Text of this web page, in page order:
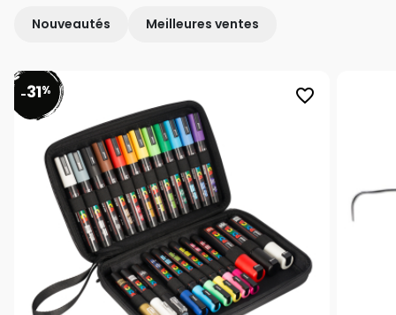
Nouveautés Meilleures ventes
favorite_border
-31%